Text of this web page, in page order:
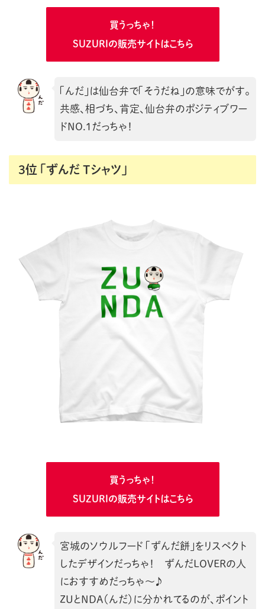
買うっちゃ！
SUZURIの販売サイトはこちら
「んだ」は仙台弁で「そうだね」の意味でがす。
共感、相づち、肯定、仙台弁のポジティブワー
ドNO.1だっちゃ！
3位 「ずんだ Tシャツ」
買うっちゃ！
SUZURIの販売サイトはこちら
宮城のソウルフード「ずんだ餅」をリスペクト
したデザインだっちゃ！ ずんだLOVERの人
におすすめだっちゃ〜♪
ZUとNDA（んだ）に分かれてるのが、ポイント